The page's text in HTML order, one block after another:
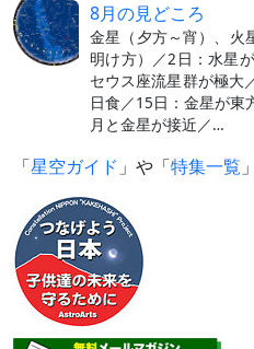
8月の見どころ
金星（夕方～宵）、火
明け方）／2日：水星
セウス座流星群が極大
日食／15日：金星が東
月と金星が接近／…
「星空ガイド 」や「特集一覧